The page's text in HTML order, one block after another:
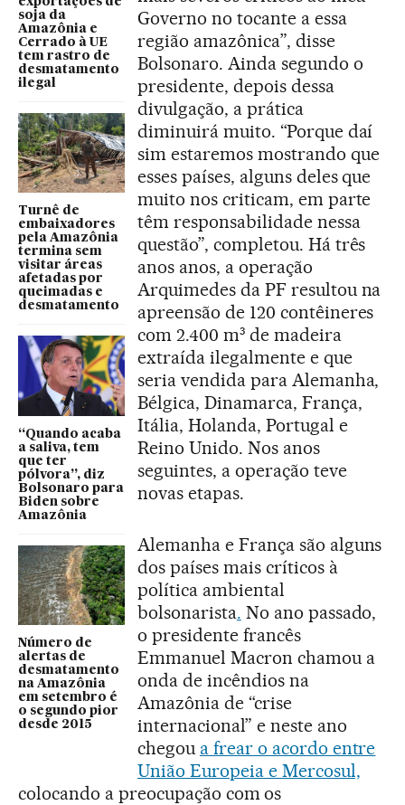
soja da
Amazônia e
Cerrado à UE
tem rastro de
desmatamento
ilegal
Turnê de
embaixadores
pela Amazônia
termina sem
visitar áreas
afetadas por
queimadas e
desmatamento
“Quando acaba
a saliva, tem
que ter
pólvora”, diz
Bolsonaro para
Biden sobre
Amazônia
Número de
alertas de
desmatamento
na Amazônia
em setembro é
o segundo pior
desde 2015
Governo no tocante a essa
região amazônica”, disse
Bolsonaro. Ainda segundo o
presidente, depois dessa
divulgação, a prática
diminuirá muito. “Porque daí
sim estaremos mostrando que
esses países, alguns deles que
muito nos criticam, em parte
têm responsabilidade nessa
questão”, completou. Há três
anos anos, a operação
Arquimedes da PF resultou na
apreensão de 120 contêineres
com 2.400 m³ de madeira
extraída ilegalmente e que
seria vendida para Alemanha,
Bélgica, Dinamarca, França,
Itália, Holanda, Portugal e
Reino Unido. Nos anos
seguintes, a operação teve
novas etapas.
Alemanha e França são alguns
dos países mais críticos à
política ambiental
bolsonarista. No ano passado,
o presidente francês
Emmanuel Macron chamou a
onda de incêndios na
Amazônia de “crise
internacional” e neste ano
chegou a frear o acordo entre
União Europeia e Mercosul,
colocando a preocupação com os